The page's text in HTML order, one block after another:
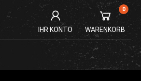
IHR KONTO
0
WARENKORB